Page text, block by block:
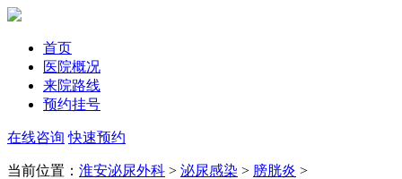
首页
医院概况
来院路线
预约挂号
在线咨询 快速预约
当前位置： 淮安泌尿外科 > 泌尿感染 > 膀胱炎 >